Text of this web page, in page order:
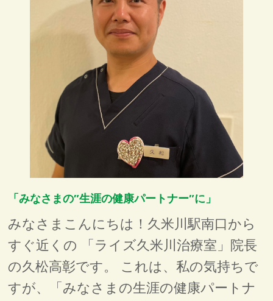
「みなさまの″生涯の健康パートナー″に」
みなさまこんにちは！久米川駅南口から
すぐ近くの 「ライズ久米川治療室」院長
の久松高彰です。 これは、私の気持ちで
すが、「みなさまの生涯の健康パートナ